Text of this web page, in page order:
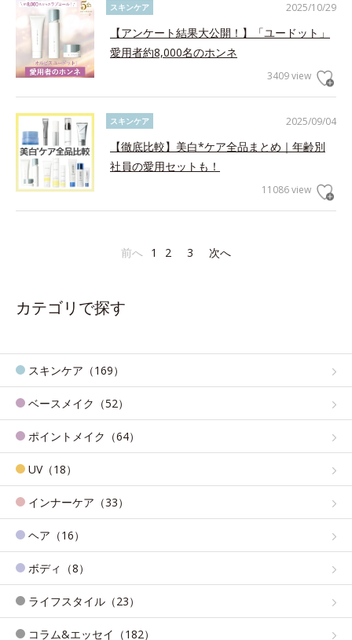
2025/10/29
スキンケア
【アンケート結果大公開！】「ユードット」
愛用者約8,000名のホンネ
3409 view
2025/09/04
スキンケア
【徹底比較】美白*ケア全品まとめ｜年齢別
社員の愛用セットも！
11086 view
前へ 1 2 3 次へ
カテゴリで探す
スキンケア（169）
ベースメイク（52）
ポイントメイク（64）
UV（18）
インナーケア（33）
ヘア（16）
ボディ（8）
ライフスタイル（23）
コラム&エッセイ（182）